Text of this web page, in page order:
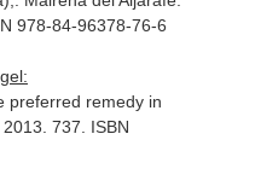
978-84-96378-76-6
preferred remedy in
737. ISBN